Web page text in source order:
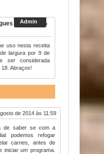
13 de agosto
uso nesta receita
largura por 9 de
ser considerada
18. Abraços!
de 2014 às 11:59
de saber se com a
podemos refogar
carnes, antes de
iniciar um programa.